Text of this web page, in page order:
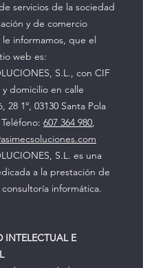
servicios de la sociedad
y de comercio
informamos, que el
web es:
S.L., con CIF
y domicilio en calle
28 1º, 03130 Santa Pola
607 364 980,
S.L. es una
a la prestación de
informática.
INTELECTUAL E